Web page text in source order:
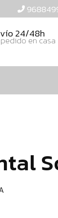
24/48h
en casa